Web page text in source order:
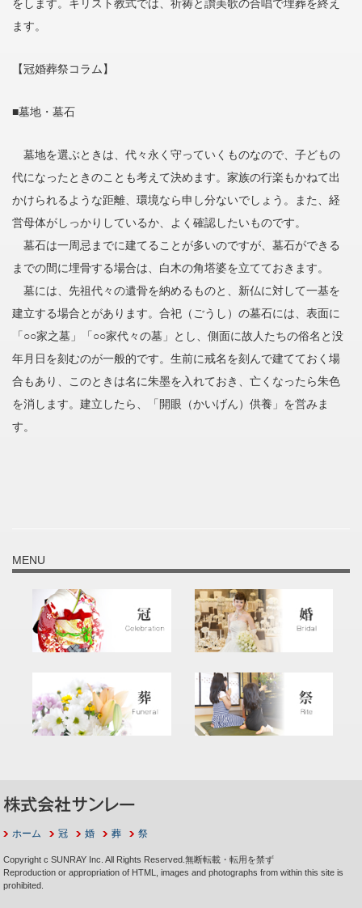
をします。キリスト教式では、祈祷と讃美歌の合唱で埋葬を終え
ます。
【冠婚葬祭コラム】
■墓地・墓石
墓地を選ぶときは、代々永く守っていくものなので、子どもの
代になったときのことも考えて決めます。家族の行楽もかねて出
かけられるような距離、環境なら申し分ないでしょう。また、経
営母体がしっかりしているか、よく確認したいものです。
墓石は一周忌までに建てることが多いのですが、墓石ができる
までの間に埋骨する場合は、白木の角塔婆を立てておきます。
墓には、先祖代々の遺骨を納めるものと、新仏に対して一基を
建立する場合とがあります。合祀（ごうし）の墓石には、表面に
「○○家之墓」「○○家代々の墓」とし、側面に故人たちの俗名と没
年月日を刻むのが一般的です。生前に戒名を刻んで建てておく場
合もあり、このときは名に朱墨を入れておき、亡くなったら朱色
を消します。建立したら、「開眼（かいげん）供養」を営みま
す。
MENU
ホーム 冠 婚 葬 祭
Copyright c SUNRAY Inc. All Rights Reserved.無断転載・転用を禁ず
Reproduction or appropriation of HTML, images and photographs from within this site is
prohibited.